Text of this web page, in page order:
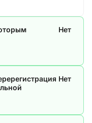
Нет
Нет